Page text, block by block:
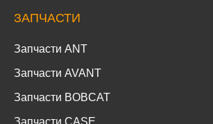
ЗАПЧАСТИ
Запчасти ANT
Запчасти AVANT
Запчасти BOBCAT
Запчасти CASE